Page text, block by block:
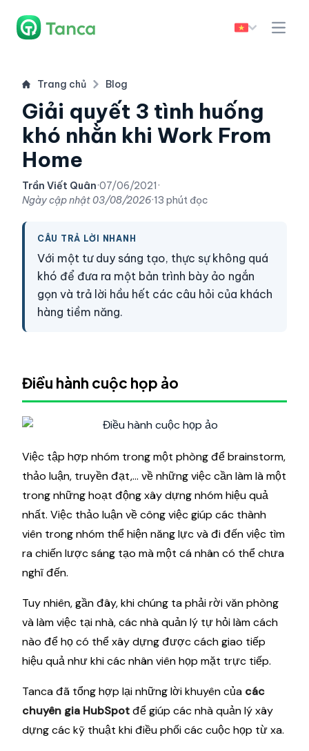
Trang chủ Blog
Giải quyết 3 tình huống
khó nhằn khi Work From
Home
Trần Viết Quân·07/06/2021 ·
Ngày cập nhật03/08/2026·13 phút đọc
CÂU TRẢ LỜI NHANH
Với một tư duy sáng tạo, thực sự không quá
khó để đưa ra một bản trình bày ảo ngắn
gọn và trả lời hầu hết các câu hỏi của khách
hàng tiềm năng.
Điều hành cuộc họp ảo
Việc tập hợp nhóm trong một phòng để brainstorm,
thảo luận, truyền đạt,... về những việc cần làm là một
trong những hoạt động xây dựng nhóm hiệu quả
nhất. Việc thảo luận về công việc giúp các thành
viên trong nhóm thể hiện năng lực và đi đến việc tìm
ra chiến lược sáng tạo mà một cá nhân có thể chưa
nghĩ đến.
Tuy nhiên, gần đây, khi chúng ta phải rời văn phòng
và làm việc tại nhà, các nhà quản lý tự hỏi làm cách
nào để họ có thể xây dựng được cách giao tiếp
hiệu quả như khi các nhân viên họp mặt trực tiếp.
Tanca đã tổng hợp lại những lời khuyên của các
chuyên gia HubSpotđể giúp các nhà quản lý xây
dựng các kỹ thuật khi điều phối các cuộc họp từ xa.